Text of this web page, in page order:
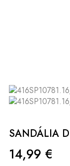
SANDÁLIA
14,99 €